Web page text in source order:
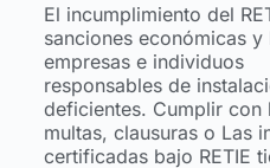
El incumplimiento del
sanciones económicas
empresas e individuos
responsables de
deficientes. Cumplir con
multas, clausuras o Las
certificadas bajo RETIE